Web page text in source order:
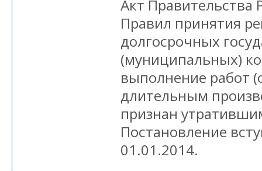
Акт Правительства
Правил принятия
долгосрочных
(муниципальных)
выполнение работ
длительным
признан
Постановление
01.01.2014.